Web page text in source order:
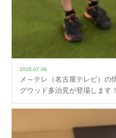
2026.07.08
メ～テレ（名古屋テレビ）の
グウッド多治見が登場します！